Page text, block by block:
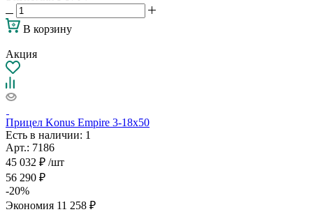
В корзину
Акция
Прицел Konus Empire 3-18x50
Есть в наличии: 1
Арт.: 7186
45 032 ₽ /шт
56 290 ₽
-20%
Экономия 11 258 ₽